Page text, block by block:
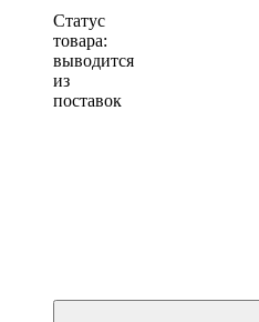
Статус
товара:
выводится
из
поставок